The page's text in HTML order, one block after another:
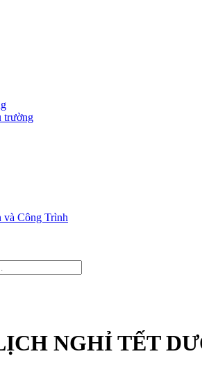
trường
Công Trình
NGHỈ TẾT